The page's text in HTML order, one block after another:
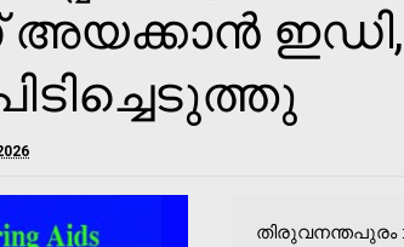
തിരുവനന്തപുരം